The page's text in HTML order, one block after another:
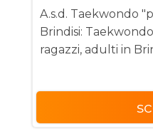
A.s.d. Taekwondo
Brindisi:
ragazzi, adulti in